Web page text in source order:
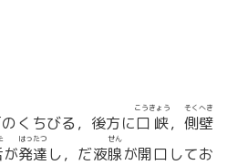
くちびる，後方に口峡
こうきょう
， 側壁
そくへき
が発達
はったつ
し，だ液腺
せん
が開口してお